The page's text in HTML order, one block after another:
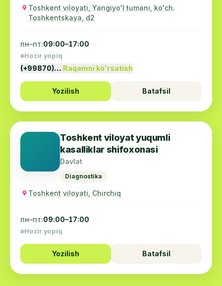
Toshkent viloyati, Yangiyo'l tumani, ko'ch.
Toshkentskaya, d2
пн–пт:09:00–17:00
Hozir yopiq
(+99870)… Raqamni ko'rsatish
Yozilish Batafsil
Toshkent viloyat yuqumli
kasalliklar shifoxonasi
Davlat
Diagnostika
Toshkent viloyati, Chirchiq
пн–пт:09:00–17:00
Hozir yopiq
Yozilish Batafsil